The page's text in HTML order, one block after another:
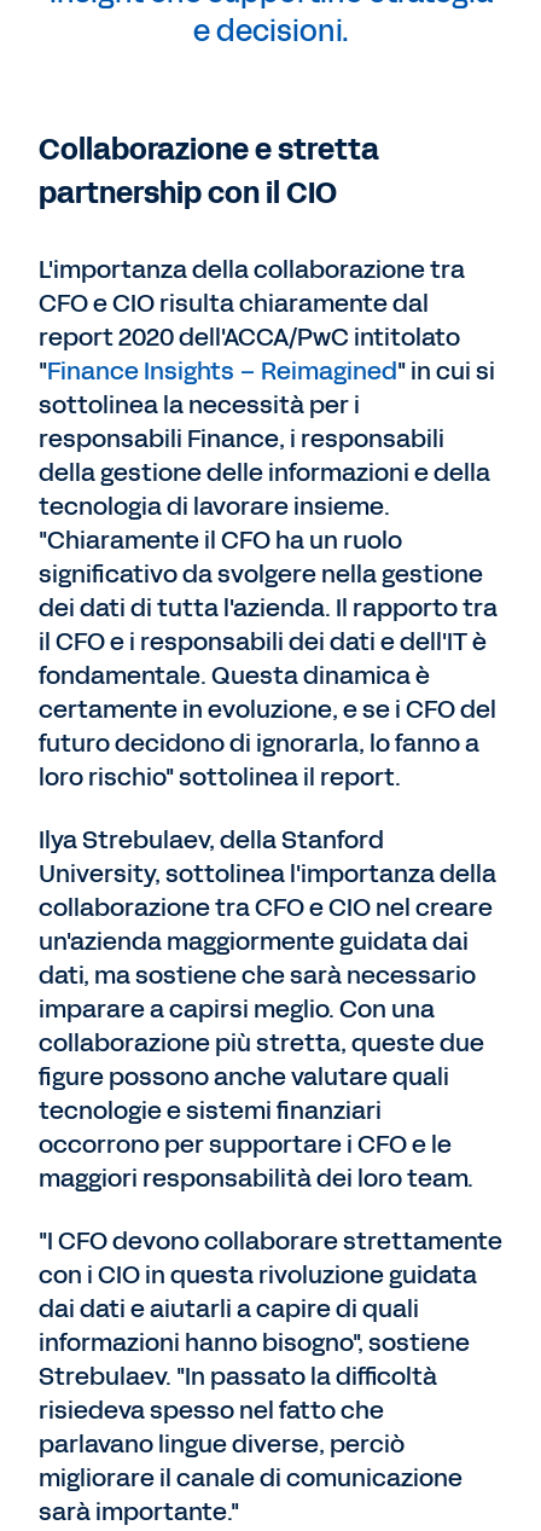
e decisioni.
Collaborazione e stretta
partnership con il CIO
L'importanza della collaborazione tra
CFO e CIO risulta chiaramente dal
report 2020 dell'ACCA/PwC intitolato
"Finance Insights – Reimagined" in cui si
sottolinea la necessità per i
responsabili Finance, i responsabili
della gestione delle informazioni e della
tecnologia di lavorare insieme.
"Chiaramente il CFO ha un ruolo
significativo da svolgere nella gestione
dei dati di tutta l'azienda. Il rapporto tra
il CFO e i responsabili dei dati e dell'IT è
fondamentale. Questa dinamica è
certamente in evoluzione, e se i CFO del
futuro decidono di ignorarla, lo fanno a
loro rischio" sottolinea il report.
Ilya Strebulaev, della Stanford
University, sottolinea l'importanza della
collaborazione tra CFO e CIO nel creare
un'azienda maggiormente guidata dai
dati, ma sostiene che sarà necessario
imparare a capirsi meglio. Con una
collaborazione più stretta, queste due
figure possono anche valutare quali
tecnologie e sistemi finanziari
occorrono per supportare i CFO e le
maggiori responsabilità dei loro team.
"I CFO devono collaborare strettamente
con i CIO in questa rivoluzione guidata
dai dati e aiutarli a capire di quali
informazioni hanno bisogno", sostiene
Strebulaev. "In passato la difficoltà
risiedeva spesso nel fatto che
parlavano lingue diverse, perciò
migliorare il canale di comunicazione
sarà importante."